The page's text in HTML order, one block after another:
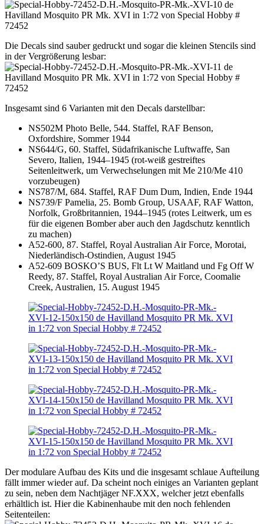
Die Decals sind sauber gedruckt und sogar die kleinen Stencils sind
in der Vergrößerung lesbar:
Insgesamt sind 6 Varianten mit den Decals darstellbar:
NS502M Photo Belle, 544. Staffel, RAF Benson,
Oxfordshire, Sommer 1944
NS644/G, 60. Staffel, Südafrikanische Luftwaffe, San
Severo, Italien, 1944–1945 (rot-weiß gestreiftes
Seitenleitwerk, um Verwechselungen mit Me 210/Me 410
vorzubeugen)
NS787/M, 684. Staffel, RAF Dum Dum, Indien, Ende 1944
NS739/F Pamelia, 25. Bomb Group, USAAF, RAF Watton,
Norfolk, Großbritannien, 1944–1945 (rotes Leitwerk, um es
für die eigenen Bomber aber auch den Jagdschutz kenntlich
zu machen)
A52-600, 87. Staffel, Royal Australian Air Force, Morotai,
Niederländisch-Ostindien, August 1945
A52-609 BOSKO’S BUS, Flt Lt W Maitland und Fg Off W
Reedy, 87. Staffel, Royal Australian Air Force, Coomalie
Creek, Australien, 15. August 1945
Der modulare Aufbau des Kits und die insgesamt schlaue Aufteilung
fällt immer wieder auf. Da scheint noch einiges an Varianten geplant
zu sein, neben dem Nachtjäger NF.XXX, welcher jetzt ebenfalls
erhältlich ist. Hier die Kabinenhaube mit den noch fehlenden
Seitenteilen: